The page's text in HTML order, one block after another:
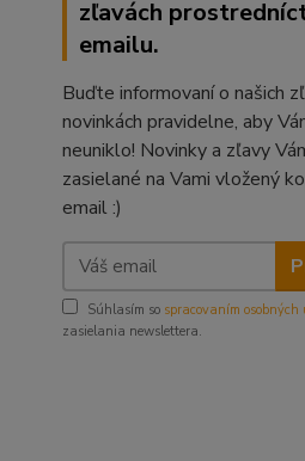
zľavách
emailu.
Buďte informovaní o našich
novinkách pravidelne, aby
neuniklo! Novinky a zľavy
zasielané na Vami vložený
email :)
Súhlasím so spracovaním osobných
zasielania newslettera.